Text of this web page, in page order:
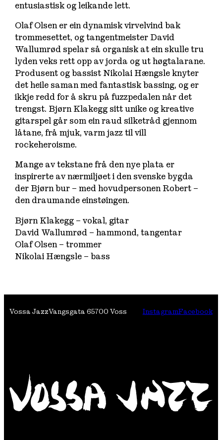
entusiastisk og leikande lett.
Olaf Olsen er ein dynamisk virvelvind bak
trommesettet, og tangentmeister David
Wallumrød spelar så organisk at ein skulle tru
lyden veks rett opp av jorda og ut høgtalarane.
Produsent og bassist Nikolai Hængsle knyter
det heile saman med fantastisk bassing, og er
ikkje redd for å skru på fuzzpedalen når det
trengst. Bjørn Klakegg sitt unike og kreative
gitarspel går som ein raud silketråd gjennom
låtane, frå mjuk, varm jazz til vill
rockeheroisme.
Mange av tekstane frå den nye plata er
inspirerte av nærmiljøet i den svenske bygda
der Bjørn bur – med hovudpersonen Robert –
den draumande einstøingen.
Bjørn Klakegg – vokal, gitar
David Wallumrød – hammond, tangentar
Olaf Olsen – trommer
Nikolai Hængsle – bass
Vossa JazzVangsgata 65700 Voss InstagramFacebook